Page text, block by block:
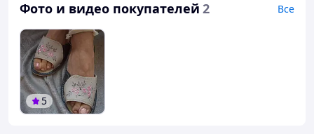
Фото и видео покупателей 2 Все
5